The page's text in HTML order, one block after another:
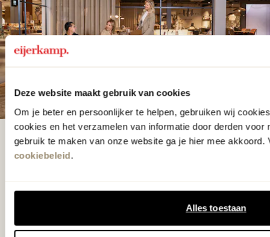
Deze website maakt gebruik van cookies
Om je beter en persoonlijker te helpen, gebruiken wij
cookies en het verzamelen van informatie door derden voor
gebruik te maken van onze website ga je hier mee akkoord.
cookiebeleid.
Alles toestaan
De woonwinkel
Wie kent het programma vtwonen
'Weer verliefd op je huis' niet? We